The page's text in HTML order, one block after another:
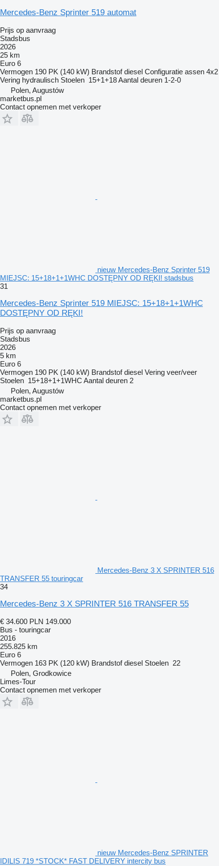
Mercedes-Benz Sprinter 519 automat
Prijs op aanvraag
Stadsbus
2026
25 km
Euro 6
Vermogen 190 PK (140 kW) Brandstof diesel Configuratie assen 4x2
Vering hydraulisch Stoelen 15+1+18Aantal deuren 1-2-0
Polen, Augustów
marketbus.pl
Contact opnemen met verkoper
nieuw Mercedes-Benz Sprinter 519
MIEJSC: 15+18+1+1WHC DOSTĘPNY OD RĘKI! stadsbus
31
Mercedes-Benz Sprinter 519 MIEJSC: 15+18+1+1WHC
DOSTĘPNY OD RĘKI!
Prijs op aanvraag
Stadsbus
2026
5 km
Euro 6
Vermogen 190 PK (140 kW) Brandstof diesel Vering veer/veer
Stoelen 15+18+1+1WHC Aantal deuren 2
Polen, Augustów
marketbus.pl
Contact opnemen met verkoper
Mercedes-Benz 3 X SPRINTER 516
TRANSFER 55 touringcar
34
Mercedes-Benz 3 X SPRINTER 516 TRANSFER 55
€ 34.600 PLN 149.000
Bus - touringcar
2016
255.825 km
Euro 6
Vermogen 163 PK (120 kW) Brandstof diesel Stoelen 22
Polen, Grodkowice
Limes-Tour
Contact opnemen met verkoper
nieuw Mercedes-Benz SPRINTER
IDILIS 719 *STOCK* FAST DELIVERY intercity bus